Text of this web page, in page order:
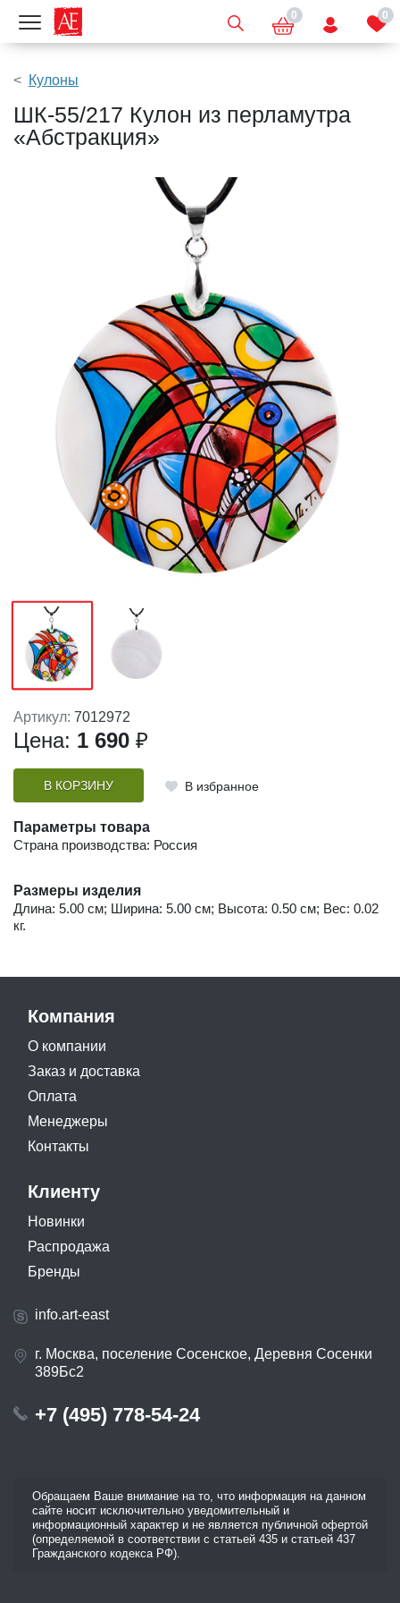
Показать меню 0 0
Кулоны
ШК-55/217 Кулон из перламутра
«Абстракция»
Артикул: 7012972
Цена: 1 690 ₽
В КОРЗИНУ В избранное
Параметры товара
Страна производства: Россия
Размеры изделия
Длина: 5.00 см; Ширина: 5.00 см; Высота: 0.50 см; Вес: 0.02
кг.
Компания
О компании
Заказ и доставка
Оплата
Менеджеры
Контакты
Клиенту
Новинки
Распродажа
Бренды
info.art-east
г. Москва, поселение Сосенское, Деревня Сосенки
389Бс2
+7 (495) 778-54-24
Обращаем Ваше внимание на то, что информация на данном
сайте носит исключительно уведомительный и
информационный характер и не является публичной офертой
(определяемой в соответствии с статьей 435 и статьей 437
Гражданского кодекса РФ).